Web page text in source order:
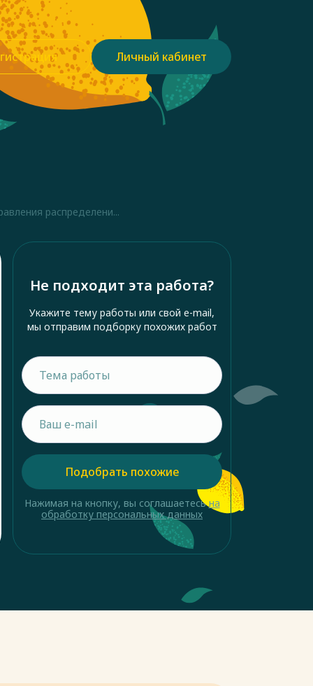
Личный кабинет
распределени...
Не подходит эта работа?
Укажите тему работы или свой e-mail,
мы отправим подборку похожих работ
Подобрать похожие
Нажимая на кнопку, вы соглашаетесьна
обработку персональных данных